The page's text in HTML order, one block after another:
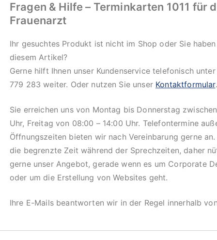
Fragen & Hilfe – Terminkarten 1011 für
Frauenarzt
Ihr gesuchtes Produkt ist nicht im Shop oder Sie
diesem Artikel?
Gerne hilft Ihnen unser Kundenservice telefonisch
779 283 weiter. Oder nutzen Sie unser Kontaktformular.
Sie erreichen uns von Montag bis Donnerstag
Uhr, Freitag von 08:00 – 14:00 Uhr. Telefontermine
Öffnungszeiten bieten wir nach Vereinbarung gerne
die begrenzte Zeit während der Sprechzeiten, daher
gerne unser Angebot, gerade wenn es um Corporate
oder um die Erstellung von Websites geht.
Ihre E-Mails beantworten wir in der Regel innerhalb